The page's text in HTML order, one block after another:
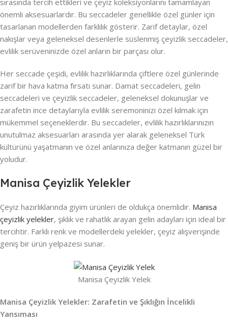
önemli aksesuarlardır. Bu seccadeler genellikle özel günler için
tasarlanan modellerden farklılık gösterir. Zarif detaylar, özel
nakışlar veya geleneksel desenlerle süslenmiş çeyizlik seccadeler,
evlilik serüveninizde özel anların bir parçası olur.
Her seccade çeşidi, evlilik hazırlıklarında çiftlere özel günlerinde
zarif bir hava katma fırsatı sunar. Damat seccadeleri, gelin
seccadeleri ve çeyizlik seccadeler, geleneksel dokunuşlar ve
zarafetin ince detaylarıyla evlilik seremoninizi özel kılmak için
mükemmel seçeneklerdir. Bu seccadeler, evlilik hazırlıklarınızın
unutulmaz aksesuarları arasında yer alarak geleneksel Türk
kültürünü yaşatmanın ve özel anlarınıza değer katmanın güzel bir
yoludur.
Manisa Çeyizlik Yelekler
Çeyiz hazırlıklarında giyim ürünleri de oldukça önemlidir. Manisa
çeyizlik yelekler, şıklık ve rahatlık arayan gelin adayları için ideal bir
tercihtir. Farklı renk ve modellerdeki yelekler, çeyiz alışverişinde
geniş bir ürün yelpazesi sunar.
Manisa Çeyizlik Yelek
Manisa Çeyizlik Yelekler: Zarafetin ve Şıklığın İncelikli
Yansıması